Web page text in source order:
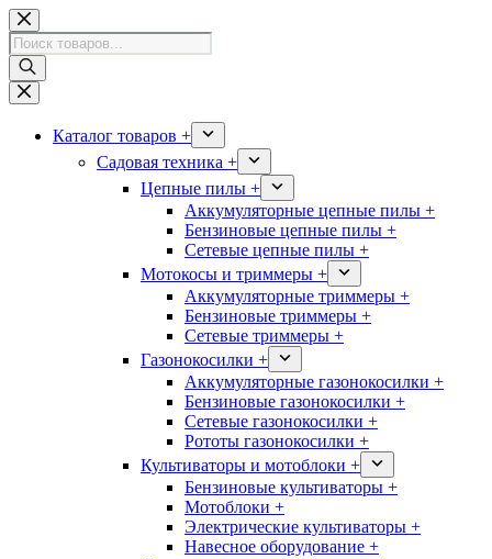
Перейти
к
сути
Поиск
товаров
Каталог товаров +
Садовая техника +
Цепные пилы +
Аккумуляторные цепные пилы +
Бензиновые цепные пилы +
Сетевые цепные пилы +
Мотокосы и триммеры +
Аккумуляторные триммеры +
Бензиновые триммеры +
Сетевые триммеры +
Газонокосилки +
Аккумуляторные газонокосилки +
Бензиновые газонокосилки +
Сетевые газонокосилки +
Рототы газонокосилки +
Культиваторы и мотоблоки +
Бензиновые культиваторы +
Мотоблоки +
Электрические культиваторы +
Навесное оборудование +